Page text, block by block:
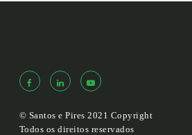
© Santos e Pires 2021 Copyright
Todos os direitos reservados